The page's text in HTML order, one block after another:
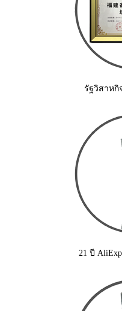
รัฐวิสาหกิ
21 ปี